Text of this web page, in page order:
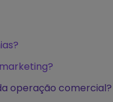
operação comercial?